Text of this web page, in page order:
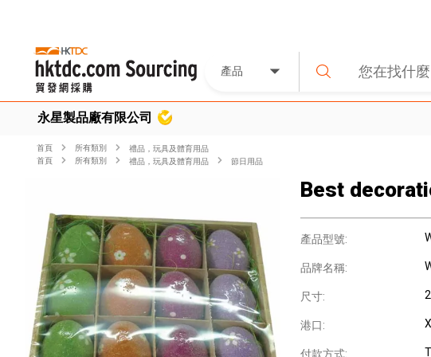
產品
永星製品廠有限公司
首頁 所有類別
禮品，玩具及體育用品
首頁
所有類別 禮品，玩具及體育用品 節日用品
Best
產品型號:
品牌名稱:
尺寸:
港口:
付款方式: